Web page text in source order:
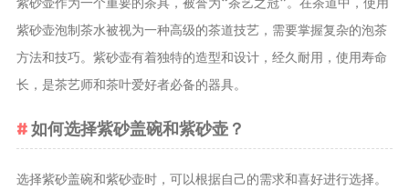
紫砂壶泡制茶水被视为一种高级的茶道技艺，需要掌握复杂的泡茶
方法和技巧。紫砂壶有着独特的造型和设计，经久耐用，使用寿命
长，是茶艺师和茶叶爱好者必备的器具。
如何选择紫砂盖碗和紫砂壶？
选择紫砂盖碗和紫砂壶时，可以根据自己的需求和喜好进行选择。
茶宠
态
健康养生
养生药汤包